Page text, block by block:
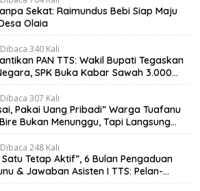
Sekat: Raimundus Bebi Siap Maju
Olaia
Dibaca 340 Kali
PAN TTS: Wakil Bupati Tegaskan
SPK Buka Kabar Sawah 3.000
Politik Uang
Dibaca 307 Kali
Pakai Uang Pribadi” Warga Tuafanu
Bukan Menunggu, Tapi Langsung
Dibaca 248 Kali
Tetap Aktif”, 6 Bulan Pengaduan
& Jawaban Asisten I TTS: Pelan-